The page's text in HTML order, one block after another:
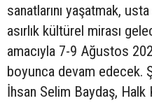
sanatlarını yaşatmak,
asırlık kültürel mirası
amacıyla 7-9 Ağustos
boyunca devam edecek.
İhsan Selim Baydaş, Halk